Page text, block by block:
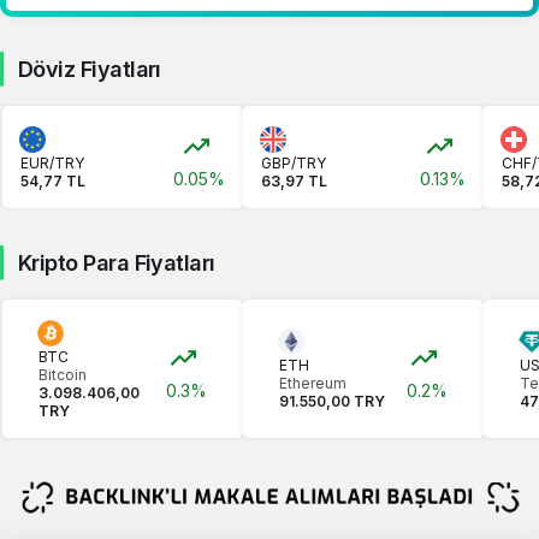
Döviz Fiyatları
EUR/TRY
54,77 TL
0.05%
GBP/TRY
63,97 TL
0.13%
Kripto Para Fiyatları
BTC
Bitcoin
3.098.406,00
TRY
0.3%
ETH
Ethereum
91.550,00 TRY
0.2%